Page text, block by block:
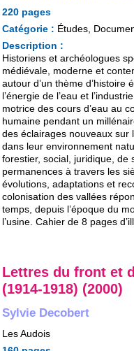
220 pages
Catégorie : Études,
Description :
Historiens et archéologues
médiévale, moderne et
autour d’un thème d’histoire
l’énergie de l’eau et
motrice des cours d’eau au
humaine pendant un
des éclairages nouveaux sur
dans leur environnement
forestier, social, juridique, de
permanences à travers les
évolutions, adaptations et
colonisation des vallées
temps, depuis l’époque du
l’usine. Cahier de 8 pages
Lettres du front et
(1914-1918) (2000)
Sylvie Decobert
Les Audois